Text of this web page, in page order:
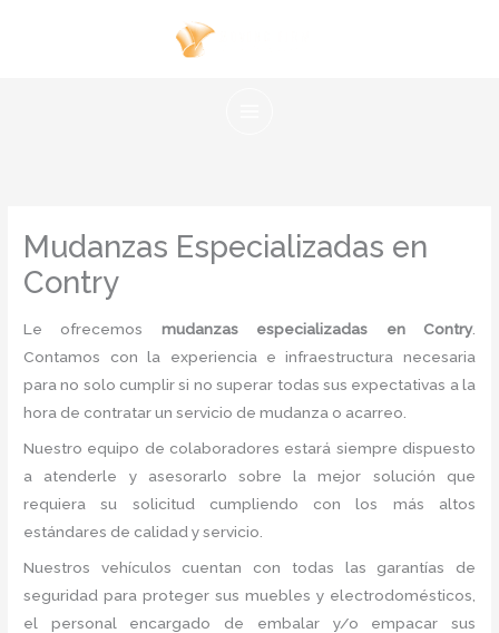
Mudanzas Especializadas en
Contry
Le ofrecemos mudanzas especializadas en Contry.
Contamos con la experiencia e infraestructura necesaria
para no solo cumplir si no superar todas sus expectativas a la
hora de contratar un servicio de mudanza o acarreo.
Nuestro equipo de colaboradores estará siempre dispuesto
a atenderle y asesorarlo sobre la mejor solución que
requiera su solicitud cumpliendo con los más altos
estándares de calidad y servicio.
Nuestros vehículos cuentan con todas las garantías de
seguridad para proteger sus muebles y electrodomésticos,
el personal encargado de embalar y/o empacar sus